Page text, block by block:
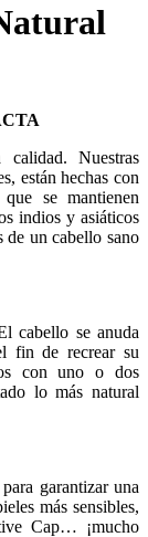
Nuestras
están hechas con
se mantienen
indios y asiáticos
de un cabello sano
cabello se anuda
fin de recrear su
con uno o dos
lo más natural
garantizar una
más sensibles,
Cap… ¡mucho